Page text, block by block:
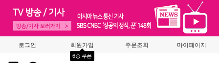
로그인 회원가입
6종 쿠폰
주문조회 마이페이지